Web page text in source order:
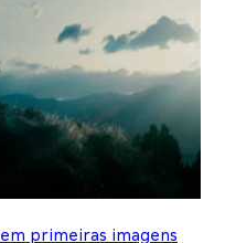
primeiras imagens